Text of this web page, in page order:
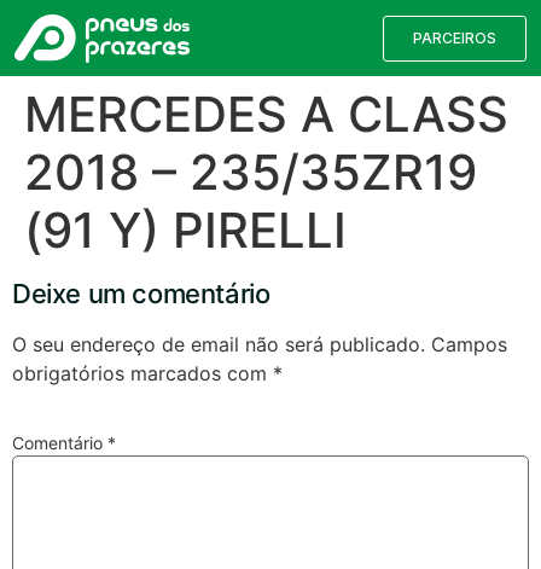
PARCEIROS
MERCEDES A CLASS
2018 – 235/35ZR19
(91 Y) PIRELLI
Deixe um comentário
O seu endereço de email não será publicado. Campos
obrigatórios marcados com *
Comentário *
Encontre o pneu correto para a sua
Válvulas TPMS